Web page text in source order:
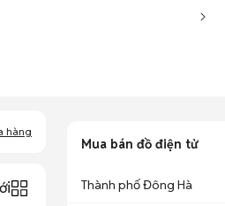
hàng
Mua bán đồ điện tử
Thành phố Đông Hà